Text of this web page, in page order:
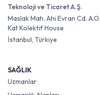
Teknoloji ve Ticaret A.Ş.
Maslak Mah. Ahi Evran Cd.
Kat Kolektif House
İstanbul, Türkiye
SAĞLIK
Uzmanlar